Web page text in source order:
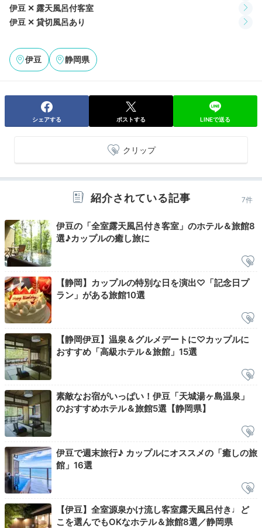
夕食は個室ダイニング「旬香団人倶」で。駿河湾や相模
ど、伊豆の味を和食ベースの独創的な会席で楽しめま
す。
k_b_hero
和食のメニューでお肉もお魚も楽しめました。盛り付けがとても素
Night
20:00
湯めぐり気分で
貸切風呂へ
3階から森を見下ろす「かざはや」、石段を下りた先に
ある「かわせみ」など、敷地内には4つの無料貸切風呂
があります。周りを気にせず、ゆっくりと温泉を満喫で
伊豆 ✕ 露天風呂付客室
伊豆 ✕ 貸切風呂あり
伊豆 静岡県
シェアする ポストする LINEで送る
クリップ
紹介されている記事 7件
伊豆の「全室露天風呂付き客室」のホテル＆旅館8
選♪カップルの癒し旅に
【静岡】カップルの特別な日を演出♡「記念日プ
ラン」がある旅館10選
【静岡伊豆】温泉＆グルメデートに♡カップルに
おすすめ「高級ホテル＆旅館」15選
素敵なお宿がいっぱい！伊豆「天城湯ヶ島温泉」
のおすすめホテル＆旅館5選【静岡県】
伊豆で週末旅行♪ カップルにオススメの「癒しの旅
館」16選
【伊豆】全室源泉かけ流し客室露天風呂付き♩ど
こを選んでもOKなホテル＆旅館8選／静岡県